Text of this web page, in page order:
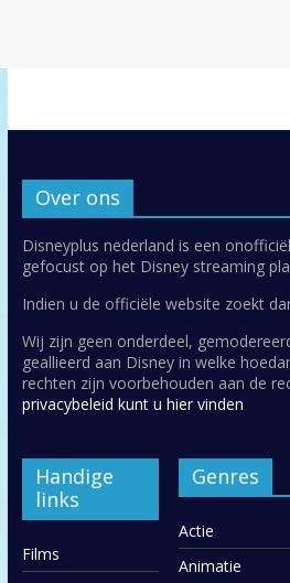
Over ons
Disneyplus nederland is een
gefocust op het Disney streaming
Indien u de officiële website zoekt
Wij zijn geen onderdeel,
geallieerd aan Disney in welke
rechten zijn voorbehouden aan de
privacybeleid kunt u hier vinden
Handige
links
Films
Genres
Actie
Animatie